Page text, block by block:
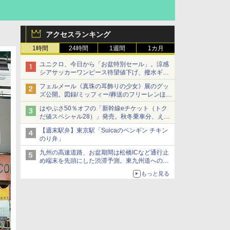
アクセスランキング
1時間 24時間 1週間 1カ月
ユニクロ、今日から「お盆特別セール」。涼感
シアサッカーワンピース待望値下げ、撥水ギア
ショーツは1990円に
フェルメール《真珠の耳飾りの少女》展のグッ
ズ公開。図録/ミッフィー/葬送のフリーレンほ
か、注目ブランドコラボが実現
はやぶさ50％オフの「新幹線eチケット（トク
だ値スペシャル28）」発売。秋冬乗車分、えき
ねっと限定
【週末駅弁】東京駅「Suicaのペンギン チキン
のり弁」
九州の高速道路、お盆期間は松橋ICなど通行止
め端末を先頭にした渋滞予測。東九州道への迂
もっと見る